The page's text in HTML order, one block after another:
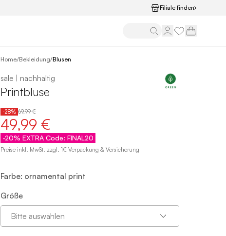
Filiale finden
Home/Bekleidung/Blusen
sale | nachhaltig
Printbluse
-28% 69,99 €
49,99 €
-20% EXTRA Code: FINAL20
Preise inkl. MwSt. zzgl. 1€ Verpackung & Versicherung
Farbe: ornamental print
Größe
Bitte auswählen